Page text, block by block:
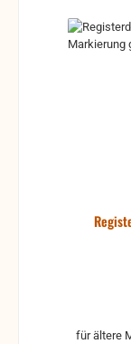
für ältere